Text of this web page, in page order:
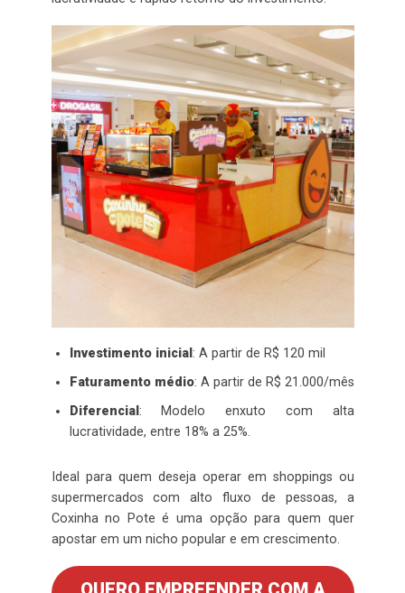
Investimento inicial : A partir de R$ 120 mil
Faturamento médio: A partir de R$ 21.000/mês
Diferencial : Modelo enxuto com alta
lucratividade, entre 18% a 25%.
Ideal para quem deseja operar em shoppings ou
supermercados com alto fluxo de pessoas, a
Coxinha no Pote é uma opção para quem quer
apostar em um nicho popular e em crescimento.